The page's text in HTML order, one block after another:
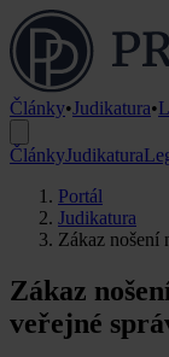
Články•Judikatura•
ČlánkyJudikatura
Portál
Judikatura
Zákaz nošení
Zákaz
veřejné